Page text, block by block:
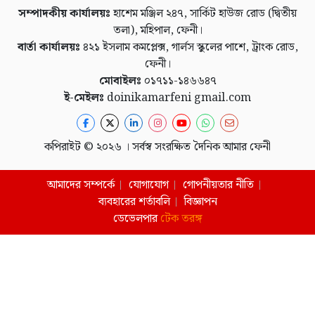
সম্পাদকীয় কার্যালয়ঃহাশেম মঞ্জিল ২৪৭, সার্কিট হাউজ রোড (দ্বিতীয়
তলা), মহিপাল, ফেনী।
বার্তা কার্যালয়ঃ ৪২১ ইসলাম কমপ্লেক্স, গার্লস স্কুলের পাশে, ট্রাংক রোড,
ফেনী।
মোবাইলঃ ০১৭১১-১৪৬৬৪৭
ই-মেইলঃ doinikamarfeni gmail.com
কপিরাইট © ২০২৬ । সর্বস্ব সংরক্ষিত দৈনিক আমার ফেনী
আমাদের সম্পর্কে যোগাযোগ
গোপনীয়তার নীতি
ব্যবহারের শর্তাবলি
বিজ্ঞাপন
ডেভেলপারটেক তরঙ্গ